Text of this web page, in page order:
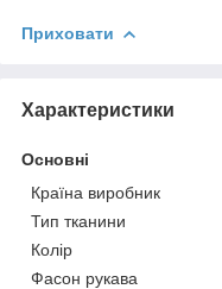
Приховати
Характеристики
Основні
Країна виробник
Тип тканини
Колір
Фасон рукава